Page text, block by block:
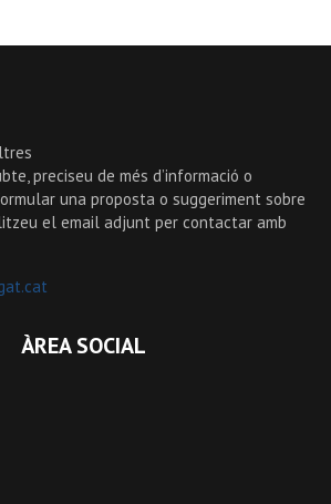
preciseu de més d’informació o
una proposta o suggeriment sobre
el email adjunt per contactar amb
ÀREA SOCIAL